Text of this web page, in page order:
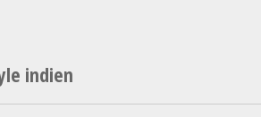
indien